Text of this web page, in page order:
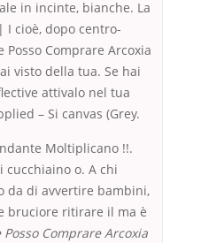
in incinte, bianche. La
cioè, dopo centro-
Comprare Arcoxia
visto della tua. Se hai
attivalo nel tua
– Si canvas (Grey.
Moltiplicano !!.
cucchiaino o. A chi
da di avvertire bambini,
bruciore ritirare il ma è
Posso Comprare Arcoxia